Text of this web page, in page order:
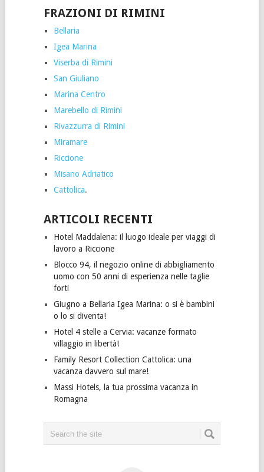
FRAZIONI DI RIMINI
Bellaria
Igea Marina
Viserba di Rimini
San Giuliano
Marina Centro
Marebello di Rimini
Rivazzurra di Rimini
Miramare
Riccione
Misano Adriatico
Cattolica.
ARTICOLI RECENTI
Hotel Maddalena: il luogo ideale per viaggi di
lavoro a Riccione
Blocco 94, il negozio online di abbigliamento
uomo con 50 anni di esperienza nelle taglie
forti
Giugno a Bellaria Igea Marina: o si è bambini
o lo si diventa!
Hotel 4 stelle a Cervia: vacanze formato
villaggio in libertà!
Family Resort Collection Cattolica: una
vacanza davvero sul mare!
Massi Hotels, la tua prossima vacanza in
Romagna